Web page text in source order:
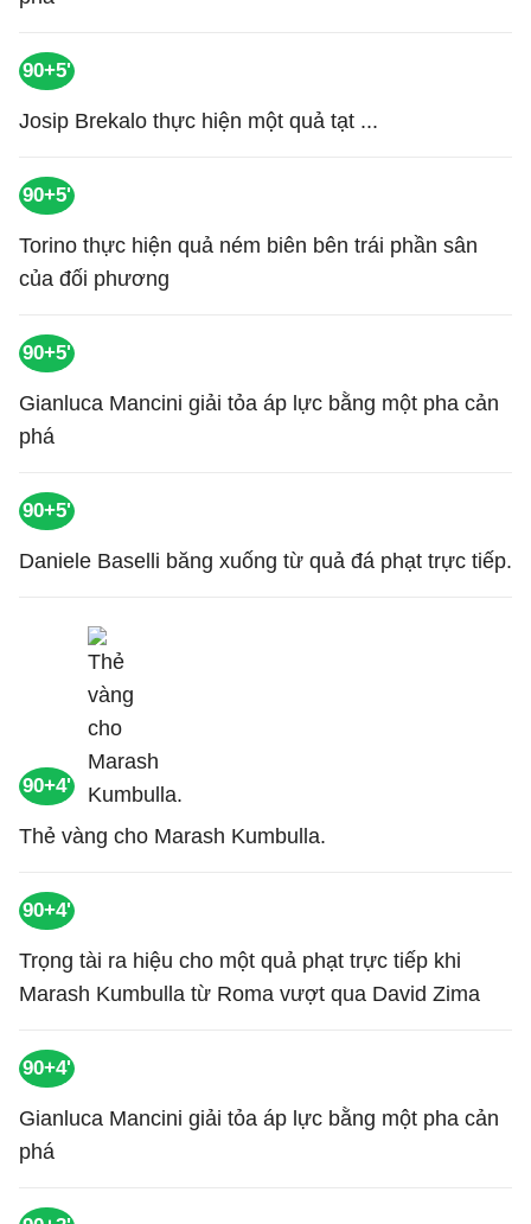
90+5'
Josip Brekalo thực hiện một quả tạt ...
90+5'
Torino thực hiện quả ném biên bên trái phần sân
của đối phương
90+5'
Gianluca Mancini giải tỏa áp lực bằng một pha cản
phá
90+5'
Daniele Baselli băng xuống từ quả đá phạt trực tiếp.
90+4'
Thẻ vàng cho Marash Kumbulla.
90+4'
Trọng tài ra hiệu cho một quả phạt trực tiếp khi
Marash Kumbulla từ Roma vượt qua David Zima
90+4'
Gianluca Mancini giải tỏa áp lực bằng một pha cản
phá